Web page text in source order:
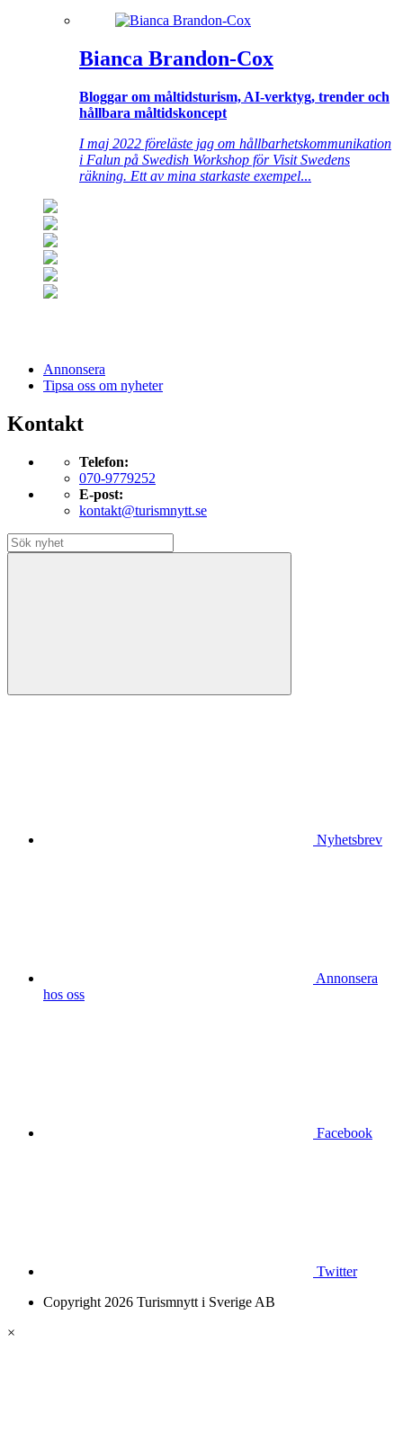
Bianca Brandon-Cox
Bloggar om måltidsturism, AI-verktyg, trender och
hållbara måltidskoncept
I maj 2022 föreläste jag om hållbarhetskommunikation
i Falun på Swedish Workshop för Visit Swedens
räkning. Ett av mina starkaste exempel...
Annonsera
Tipsa oss om nyheter
Kontakt
Telefon:
070-9779252
E-post:
kontakt@turismnytt.se
Nyhetsbrev
Annonsera
hos oss
Facebook
Twitter
Copyright 2026 Turismnytt i Sverige AB
×